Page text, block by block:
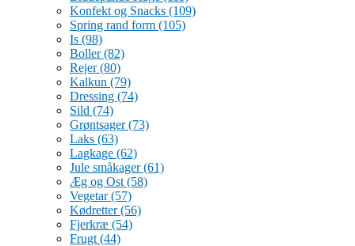
Konfekt og Snacks (109)
Spring rand form (105)
Is (98)
Boller(82)
Rejer(80)
Kalkun (79)
Dressing (74)
Sild (74)
Grøntsager(73)
Laks (63)
Lagkage (62)
Jule småkager(61)
Æg og Ost (58)
Vegetar(57)
Kødretter(56)
Fjerkræ (54)
Frugt (44)